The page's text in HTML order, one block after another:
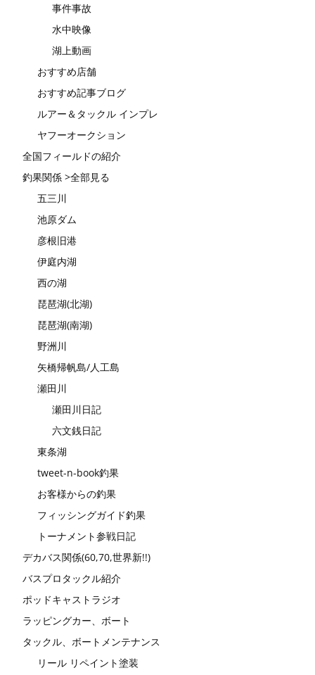
事件事故
水中映像
湖上動画
おすすめ店舗
おすすめ記事ブログ
ルアー＆タックル インプレ
ヤフーオークション
全国フィールドの紹介
釣果関係 >全部見る
五三川
池原ダム
彦根旧港
伊庭内湖
西の湖
琵琶湖(北湖)
琵琶湖(南湖)
野洲川
矢橋帰帆島/人工島
瀬田川
瀬田川日記
六文銭日記
東条湖
tweet-n-book釣果
お客様からの釣果
フィッシングガイド釣果
トーナメント参戦日記
デカバス関係(60,70,世界新!!)
バスプロタックル紹介
ポッドキャストラジオ
ラッピングカー、ボート
タックル、ボートメンテナンス
リール リペイント塗装